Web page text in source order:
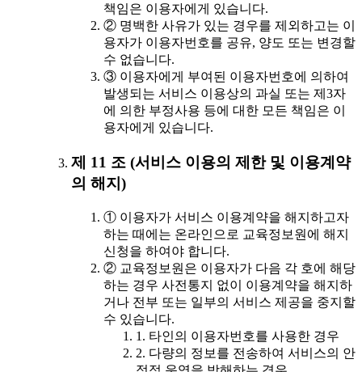
책임은 이용자에게 있습니다.
② 명백한 사유가 있는 경우를 제외하고는 이
용자가 이용자번호를 공유, 양도 또는 변경할
수 없습니다.
③ 이용자에게 부여된 이용자번호에 의하여
발생되는 서비스 이용상의 과실 또는 제3자
에 의한 부정사용 등에 대한 모든 책임은 이
용자에게 있습니다.
제 11 조 (서비스 이용의 제한 및 이용계약
의 해지)
① 이용자가 서비스 이용계약을 해지하고자
하는 때에는 온라인으로 교육정보원에 해지
신청을 하여야 합니다.
② 교육정보원은 이용자가 다음 각 호에 해당
하는 경우 사전통지 없이 이용계약을 해지하
거나 전부 또는 일부의 서비스 제공을 중지할
수 있습니다.
1. 타인의 이용자번호를 사용한 경우
2. 다량의 정보를 전송하여 서비스의 안